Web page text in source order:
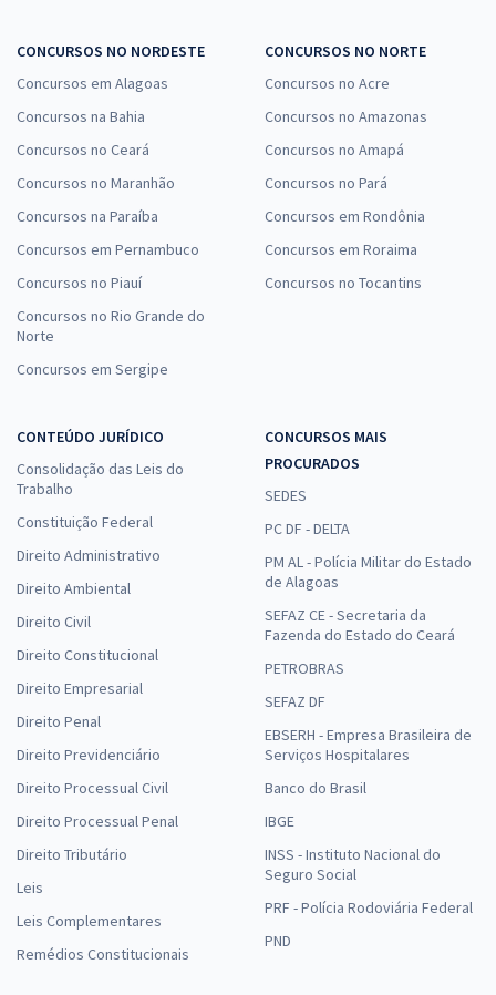
CONCURSOS NO NORDESTE
Concursos em Alagoas
Concursos na Bahia
Concursos no Ceará
Concursos no Maranhão
Concursos na Paraíba
Concursos em Pernambuco
Concursos no Piauí
Concursos no Rio Grande do
Norte
Concursos em Sergipe
CONCURSOS NO NORTE
Concursos no Acre
Concursos no Amazonas
Concursos no Amapá
Concursos no Pará
Concursos em Rondônia
Concursos em Roraima
Concursos no Tocantins
CONTEÚDO JURÍDICO
Consolidação das Leis do
Trabalho
Constituição Federal
Direito Administrativo
Direito Ambiental
Direito Civil
Direito Constitucional
Direito Empresarial
Direito Penal
Direito Previdenciário
Direito Processual Civil
Direito Processual Penal
Direito Tributário
Leis
Leis Complementares
Remédios Constitucionais
CONCURSOS MAIS
PROCURADOS
SEDES
PC DF - DELTA
PM AL - Polícia Militar do Estado
de Alagoas
SEFAZ CE - Secretaria da
Fazenda do Estado do Ceará
PETROBRAS
SEFAZ DF
EBSERH - Empresa Brasileira de
Serviços Hospitalares
Banco do Brasil
IBGE
INSS - Instituto Nacional do
Seguro Social
PRF - Polícia Rodoviária Federal
PND